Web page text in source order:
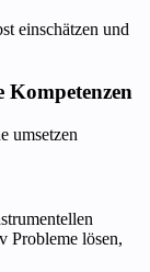
einschätzen und
umsetzen
Probleme lösen,